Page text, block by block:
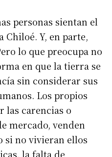
personas sientan el
Chiloé. Y, en parte,
lo que preocupa no
en que la tierra se
sin considerar sus
Los propios
las carencias o
mercado, venden
si no vivieran ellos
la falta de